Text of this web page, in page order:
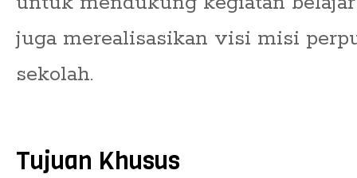
juga merealisasikan visi misi
sekolah.
Tujuan Khusus